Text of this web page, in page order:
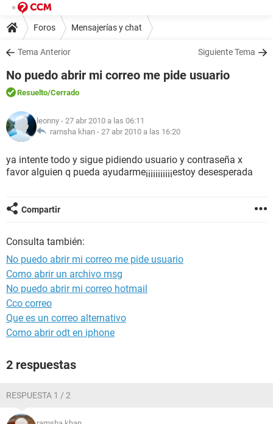
Foros Mensajerías y chat
Tema Anterior Siguiente Tema
No puedo abrir mi correo me pide usuario
Resuelto/Cerrado
leonny - 27 abr 2010 a las 06:11
ramsha khan - 27 abr 2010 a las 16:20
ya intente todo y sigue pidiendo usuario y contraseña x
favor alguien q pueda ayudarme¡¡¡¡¡¡¡¡¡¡¡estoy desesperada
Compartir
Consulta también:
No puedo abrir mi correo me pide usuario
Como abrir un archivo msg
No puedo abrir mi correo hotmail
Cco correo
Que es un correo alternativo
Como abrir odt en iphone
2 respuestas
RESPUESTA 1 / 2